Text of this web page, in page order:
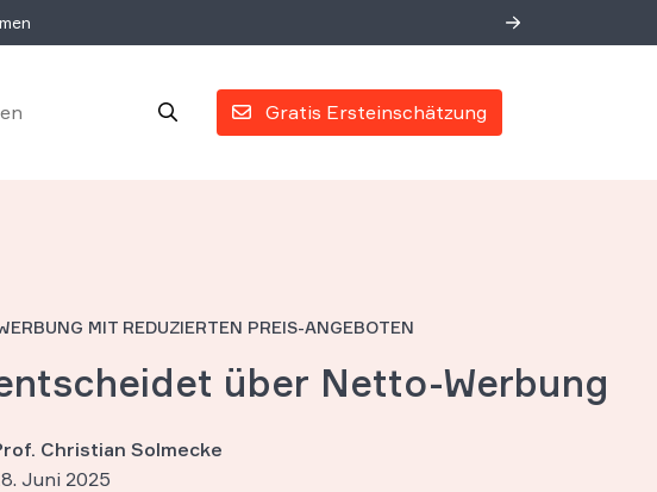
Gratis Ersteinschätzung
MIT REDUZIERTEN PREIS-ANGEBOTEN
über Netto-Werbung
Christian Solmecke
Juni 2025